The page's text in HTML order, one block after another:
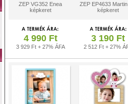
ZEP VG352 Enea
képkeret
ZEP EP4633
képkeret
4 990 Ft
3 929 Ft + 27% ÁFA
3 190 Ft
2 512 Ft + 27%